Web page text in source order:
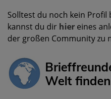
Solltest du noch kein
kannst du dir hier eines
der großen Community zu
Welt finden